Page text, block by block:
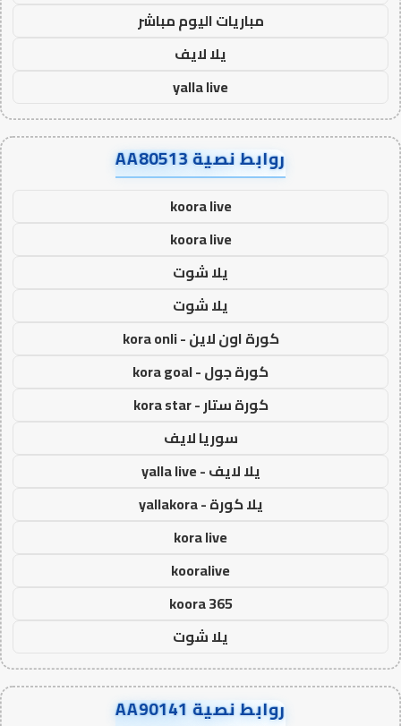
مباريات اليوم مباشر
يلا لايف
yalla live
روابط نصية AA80513
koora live
koora live
يلا شوت
يلا شوت
كورة اون لاين - kora onli
كورة جول - kora goal
كورة ستار - kora star
سوريا لايف
يلا لايف - yalla live
يلا كورة - yallakora
kora live
kooralive
koora 365
يلا شوت
روابط نصية AA90141